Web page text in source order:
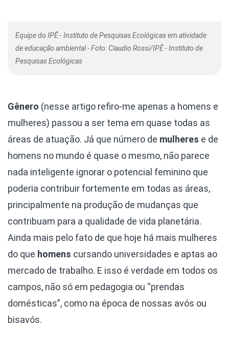
Equipe do IPÊ - Instituto de Pesquisas Ecológicas em atividade
de educação ambiental - Foto: Claudio Rossi/IPÊ - Instituto de
Pesquisas Ecológicas
Gênero (nesse artigo refiro-me apenas a homens e
mulheres) passou a ser tema em quase todas as
áreas de atuação. Já que número de mulheres e de
homens no mundo é quase o mesmo, não parece
nada inteligente ignorar o potencial feminino que
poderia contribuir fortemente em todas as áreas,
principalmente na produção de mudanças que
contribuam para a qualidade de vida planetária.
Ainda mais pelo fato de que hoje há mais mulheres
do que homens cursando universidades e aptas ao
mercado de trabalho. E isso é verdade em todos os
campos, não só em pedagogia ou “prendas
domésticas”, como na época de nossas avós ou
bisavós.